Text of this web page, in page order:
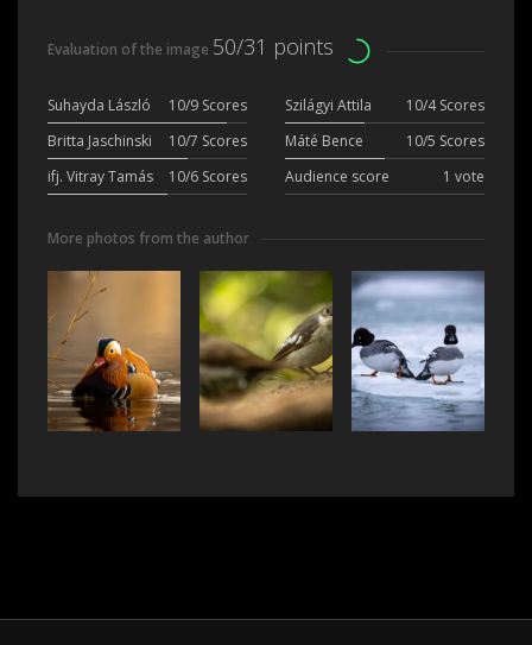
Evaluation of the image 50/31 points
Suhayda László 10/9 Scores Szilágyi Attila
10/4 Scores
Britta Jaschinski
10/7 Scores Máté Bence
10/5 Scores
ifj. Vitray Tamás
10/6 Scores Audience score 1 vote
More photos from the author